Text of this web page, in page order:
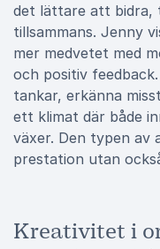
det lättare att bidra,
tillsammans. Jenny
mer medvetet med
och positiv
tankar, erkänna
ett klimat där både
växer. Den typen av
prestation utan
Kreativitet i